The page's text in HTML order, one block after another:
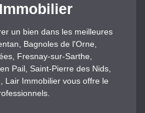
un bien dans les meilleures
Bagnoles de l'Orne,
Fresnay-sur-Sarthe,
Pail, Saint-Pierre des Nids,
Lair Immobilier vous offre le